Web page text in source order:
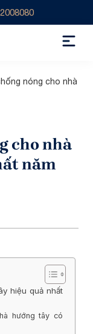
nóng cho nhà
cho nhà
năm
hiệu quả nhất
hướng tây có